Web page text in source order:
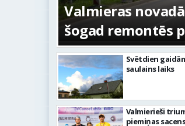
No pagaidu
centram – kā
Svētdien
saulains laiks
Valmierieši
piemiņas